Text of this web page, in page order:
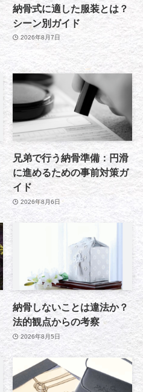
納骨式に適した服装とは？
シーン別ガイド
2026年8月7日
兄弟で行う納骨準備：円滑
に進めるための事前対策ガ
イド
2026年8月6日
納骨しないことは違法か？
法的観点からの考察
2026年8月5日